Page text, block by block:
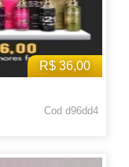
R$ 36,00
Cod d96dd4